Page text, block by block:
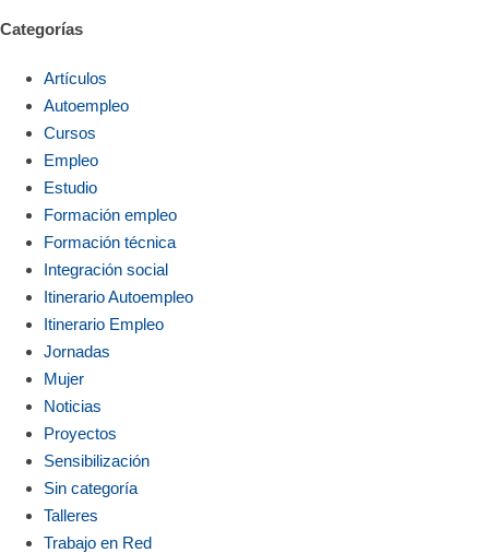
Categorías
Artículos
Autoempleo
Cursos
Empleo
Estudio
Formación empleo
Formación técnica
Integración social
Itinerario Autoempleo
Itinerario Empleo
Jornadas
Mujer
Noticias
Proyectos
Sensibilización
Sin categoría
Talleres
Trabajo en Red